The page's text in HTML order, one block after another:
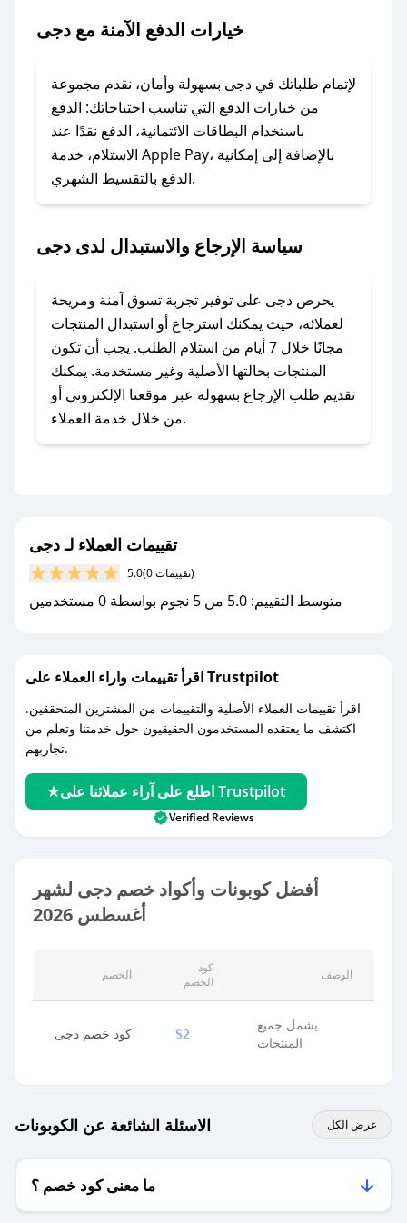
لا تقلق! يمكنك التواصل مع فريق دعم صحصح عبر
وسنقوم بحل المشكلة في أسرع وقت ممكن.
### ماذا أفعل إذا لم أجد كود خصم لمتجري
المفضل؟
في حال عدم توفر كوبونات لمتجرك المفضل، يمكنك
مراسلتنا مباشرة وسنعمل على توفير الكوبونات في
دجى؟
للحصول على كوبونات وخصومات حصرية، قم بما
يلي:
- اضغط على أيقونة متابعة لمتجر دجى في تطبيق
صحصح.
- تابع حسابنا الرسمي على تويتر وقم بتفعيل زر
مع صحصح، تسوق بذكاء ووفّر على كل مشترياتك مع
خيارات الدفع الآمنة مع دجى
لإتمام طلباتك في دجى بسهولة وأمان، نقدم مجموعة
من خيارات الدفع التي تناسب احتياجاتك: الدفع
باستخدام البطاقات الائتمانية، الدفع نقدًا عند
الاستلام، خدمة Apple Pay، بالإضافة إلى إمكانية
الدفع بالتقسيط الشهري.
سياسة الإرجاع والاستبدال لدى دجى
يحرص دجى على توفير تجربة تسوق آمنة ومريحة
لعملائه، حيث يمكنك استرجاع أو استبدال المنتجات
مجانًا خلال 7 أيام من استلام الطلب. يجب أن تكون
المنتجات بحالتها الأصلية وغير مستخدمة. يمكنك
تقديم طلب الإرجاع بسهولة عبر موقعنا الإلكتروني أو
من خلال خدمة العملاء.
تقييمات العملاء لـ دجى
5.0 (0 تقييمات)
متوسط التقييم: 5.0 من 5 نجوم بواسطة 0 مستخدمين
اقرأ تقييمات واراء العملاء على Trustpilot
اقرأ تقييمات العملاء الأصلية والتقييمات من المشترين المتحققين.
اكتشف ما يعتقده المستخدمون الحقيقيون حول خدمتنا وتعلم من
تجاربهم.
اطلع على آراء عملائنا على Trustpilot
Verified Reviews
أفضل كوبونات وأكواد خصم دجى لشهر
أغسطس 2026
الخصم
كود
الخصم
الوصف
كود خصم دجى S2
يشمل جميع
المنتجات
الاسئلة الشائعة عن الكوبونات عرض الكل
ما معنى كود خصم ؟